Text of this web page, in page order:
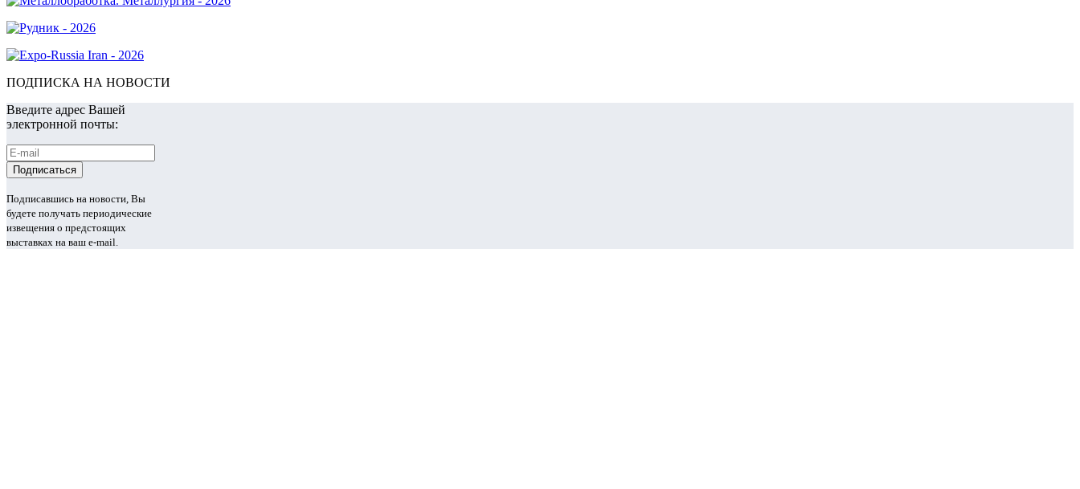
ПОДПИСКА НА НОВОСТИ
Введите адрес Вашей
электронной почты:
Подписавшись на новости, Вы
будете получать периодические
извещения о предстоящих
выставках на ваш e-mail.